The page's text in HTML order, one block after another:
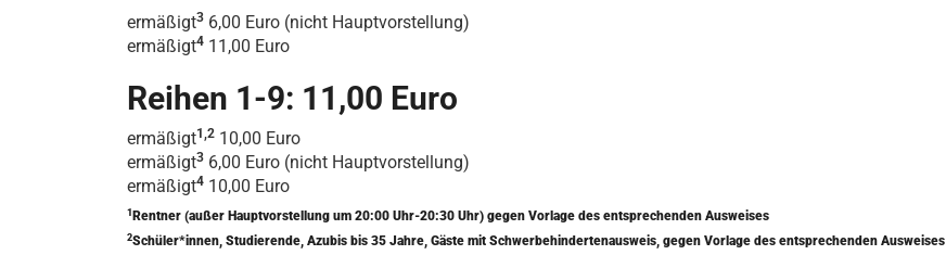
ermäßigt3 6,00 Euro (nicht Hauptvorstellung)
ermäßigt4 11,00 Euro
Reihen 1-9: 11,00 Euro
ermäßigt1,2 10,00 Euro
ermäßigt3 6,00 Euro (nicht Hauptvorstellung)
ermäßigt4 10,00 Euro
1 Rentner (außer Hauptvorstellung um 20:00 Uhr-20:30 Uhr) gegen Vorlage des entsprechenden Ausweises
2Schüler*innen, Studierende, Azubis bis 35 Jahre, Gäste mit Schwerbehindertenausweis, gegen Vorlage des entsprechenden Ausweises